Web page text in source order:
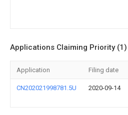
Applications Claiming Priority (1)
Application Filing date
CN202021998781.5U 2020-09-14